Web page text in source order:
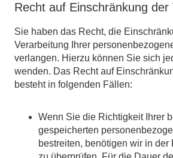
Recht auf Einschränkung der
Sie haben das Recht, die
Verarbeitung Ihrer
verlangen. Hierzu können Sie sich
wenden. Das Recht auf
besteht in folgenden Fällen:
Wenn Sie die Richtigkeit Ihrer
gespeicherten
bestreiten, benötigen wir in der